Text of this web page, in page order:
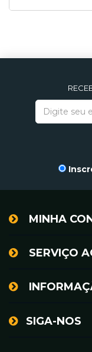
MINHA
SERVIÇO
SIGA-NOS